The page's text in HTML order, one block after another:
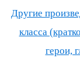
Другие
класса
герои,